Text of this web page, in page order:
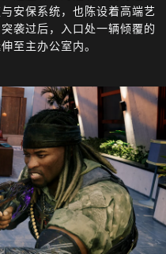
安保系统，也陈设着高端艺
袭过后，入口处一辆倾覆的
至主办公室内。